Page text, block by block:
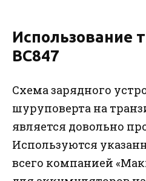
Использование
BC847
Схема зарядного
шуруповерта на
является довольно
Используются
всего компанией